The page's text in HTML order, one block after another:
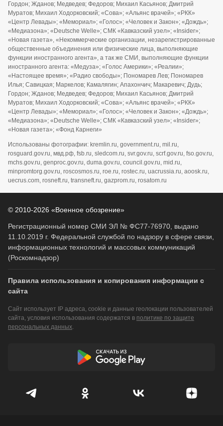
Гордон; Жданов; Медведев; Федоров; Михаил Касьянов; Дмитрий
Муратов; Михаил Ходорковский; «Сова»; «Альянс врачей»; «РКК»
«Центр Левады»; «Мемориал»; «Голос»; «Человек и Закон»; «Дождь»;
«Медиазона»; «Deutsche Welle»; СМК «Кавказский узел»; «Insider»;
«Новая газета», «Некоммерческие организации, незарегистрированные
общественные объединения или физические лица, выполняющие
функции иностранного агента», а так же СМИ, выполняющие функции
иностранного агента: «Медуза»; «Голос Америки»; «Реалии»;
«Настоящее время»; «Радио свободы»; Пономарев Лев; Пономарев
Илья; Савицкая; Маркелов; Камалягин; Апахончич; Макаревич; Дудь;
Гордон; Жданов; Медведев; Федоров; Михаил Касьянов; Дмитрий
Муратов; Михаил Ходорковский; «Сова»; «Альянс врачей»; «РКК»
«Центр Левады»; «Мемориал»; «Голос»; «Человек и Закон»; «Дождь»;
«Медиазона»; «Deutsche Welle»; СМК «Кавказский узел»; «Insider»;
«Новая газета»; «Фонд Карнеги»
Использованы фотографии: kremlin.ru, government.ru, mil.ru,
rosguard.gov.ru, мвд.рф, fsb.ru, sledcom.ru, svr.gov.ru, scrf.gov.ru, fso.gov.ru,
mchs.gov.ru, genproc.gov.ru, duma.gov.ru, council.gov.ru, mid.ru,
minpromtorg.gov.ru, roscosmos.ru, roe.ru, rostec.ru, uacrussia.ru, aoosk.ru,
uecrus.com, rosneft.ru, transneft.ru, gazprom.ru, rosatom.ru
© 2010-2026 «Военное обозрение»
Регистрационный номер СМИ ЭЛ № ФС77-76970, выдано
11.10.2019 г. Федеральной службой по надзору в сфере связи,
информационных технологий и массовых коммуникаций
(Роскомнадзор)
Правила использования и копирования информации с
сайта
Сайт использует IP адреса, cookie и данные геолокации пользователей
сайта, условия использования содержатся в политике по защите
персональных данных.